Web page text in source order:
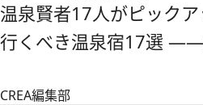
温泉賢者17人がピック
行くべき温泉宿17選 ――
CREA編集部